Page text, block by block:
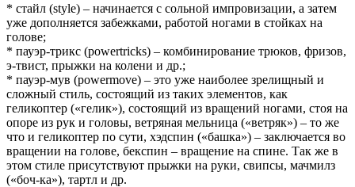
* стайл (style) – начинается с сольной импровизации, а затем
уже дополняется забежками, работой ногами в стойках на
голове;
* пауэр-трикс (powertricks) – комбинирование трюков, фризов,
э-твист, прыжки на колени и др.;
* пауэр-мув (powermove) – это уже наиболее зрелищный и
сложный стиль, состоящий из таких элементов, как
геликоптер («гелик»), состоящий из вращений ногами, стоя на
опоре из рук и головы, ветряная мельница («ветряк») – то же
что и геликоптер по сути, хэдспин («башка») – заключается во
вращении на голове, бекспин – вращение на спине. Так же в
этом стиле присутствуют прыжки на руки, свипсы, мачмилз
(«боч-ка»), тартл и др.